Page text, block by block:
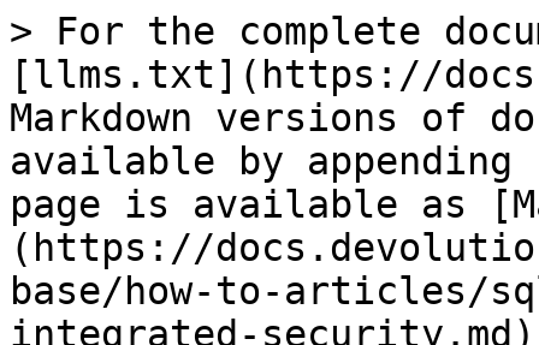
> For the complete
[llms.txt](https://
Markdown versions of
available by
page is available as
(https://
base/how-to-articles/
integrated-